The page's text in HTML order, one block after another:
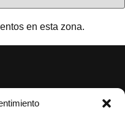
en esta zona.